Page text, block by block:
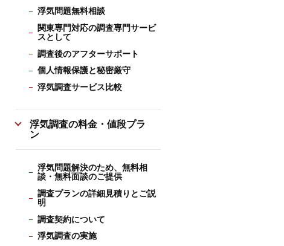
浮気問題無料相談
関東専門対応の調査専門サービ
スとして
調査後のアフターサポート
個人情報保護と秘密厳守
浮気調査サービス比較
浮気調査の料金・値段プラ
ン
浮気問題解決のため、無料相
談・無料面談のご提供
調査プランの詳細見積りとご説
明
調査契約について
浮気調査の実施